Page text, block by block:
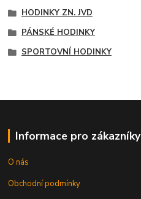
HODINKY ZN. JVD
PÁNSKÉ HODINKY
SPORTOVNÍ HODINKY
Informace pro zákazníky
O nás
Obchodní podmínky